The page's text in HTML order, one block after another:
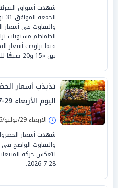
شهدت أسواق
والتفاوت في أسعار
فيما تراوحت أسعار
بين «15 و20 جنيهًا للكيلو».
تذبذب أسعار
اليوم الأربعاء 29-7-2026
الأربعاء 29/يوليو/2026 - 08:00 ص
شهدت أسعار
والتفاوت الواضح في
لتعكس حركة
28-7-2026.